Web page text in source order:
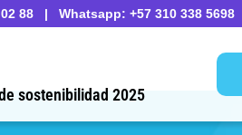
88 | Whatsapp: +57 310 338 5698
sostenibilidad 2025